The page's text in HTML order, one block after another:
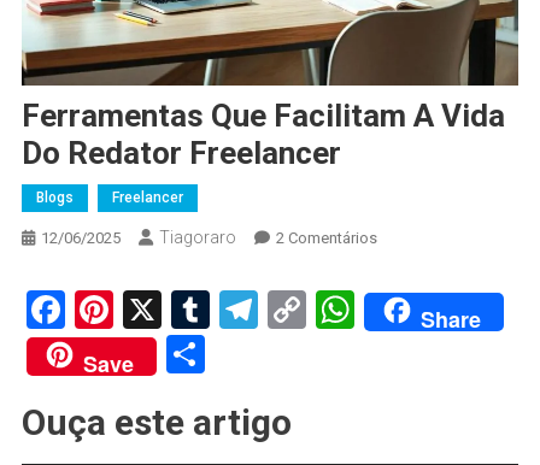
Ferramentas Que Facilitam A Vida
Do Redator Freelancer
Blogs Freelancer
12/06/2025 Tiagoraro 2 ComentáriosEm
Que
Facilitam
Facebook
Pinterest
X Tumblr
Telegram
CopyWhatsApp
Share
Save
Share
Ouça este artigo